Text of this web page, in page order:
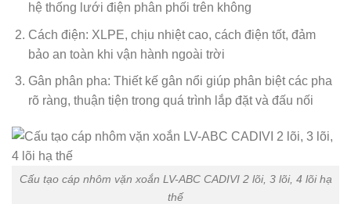
hệ thống lưới điện phân phối trên không
Cách điện: XLPE, chịu nhiệt cao, cách điện tốt, đảm
bảo an toàn khi vận hành ngoài trời
Gân phân pha: Thiết kế gân nổi giúp phân biệt các pha
rõ ràng, thuận tiện trong quá trình lắp đặt và đấu nối
Cấu tạo cáp nhôm vặn xoắn LV-ABC CADIVI 2 lõi, 3 lõi, 4 lõi hạ
thế